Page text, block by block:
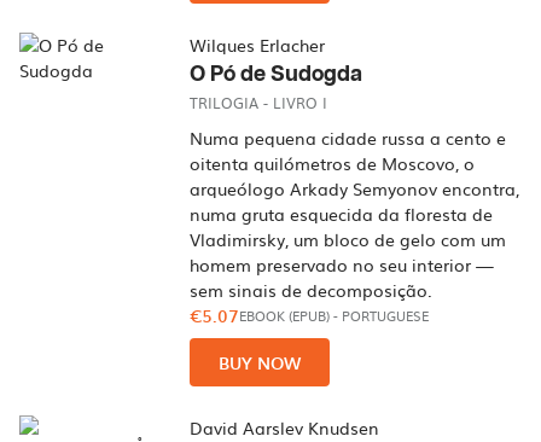
Wilques Erlacher
O Pó de Sudogda
TRILOGIA - LIVRO I
Numa pequena cidade russa a cento e
oitenta quilómetros de Moscovo, o
arqueólogo Arkady Semyonov encontra,
numa gruta esquecida da floresta de
Vladimirsky, um bloco de gelo com um
homem preservado no seu interior —
sem sinais de decomposição.
€5.07EBOOK (EPUB)- PORTUGUESE
BUY NOW
David Aarslev Knudsen